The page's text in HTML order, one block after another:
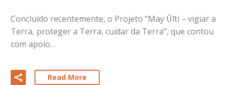
Concluído recentemente, o Projeto “May Ūīti – vigiar a
Terra, proteger a Terra, cuidar da Terra”, que contou
com apoio…
Read More